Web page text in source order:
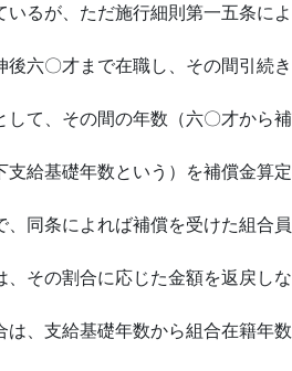
るが、ただ施行細則第一五条によ
六〇才まで在職し、その間引続き
して、その間の年数（六〇才から補
給基礎年数という）を補償金算定
同条によれば補償を受けた組合員
、その割合に応じた金額を返戻しな
は、支給基礎年数から組合在籍年数